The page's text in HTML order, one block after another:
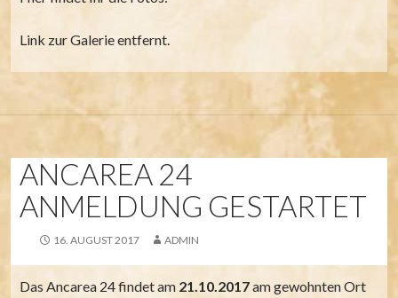
Link zur Galerie entfernt.
ANCAREA 24
ANMELDUNG GESTARTET
16. AUGUST 2017 ADMIN
Das Ancarea 24 findet am 21.10.2017am gewohnten Ort